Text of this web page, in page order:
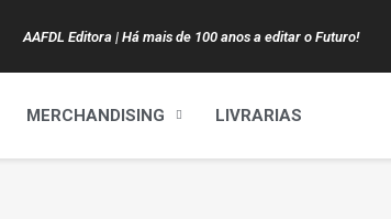
AAFDL Editora | Há mais de 100 anos a editar o Futuro!
MERCHANDISING LIVRARIAS